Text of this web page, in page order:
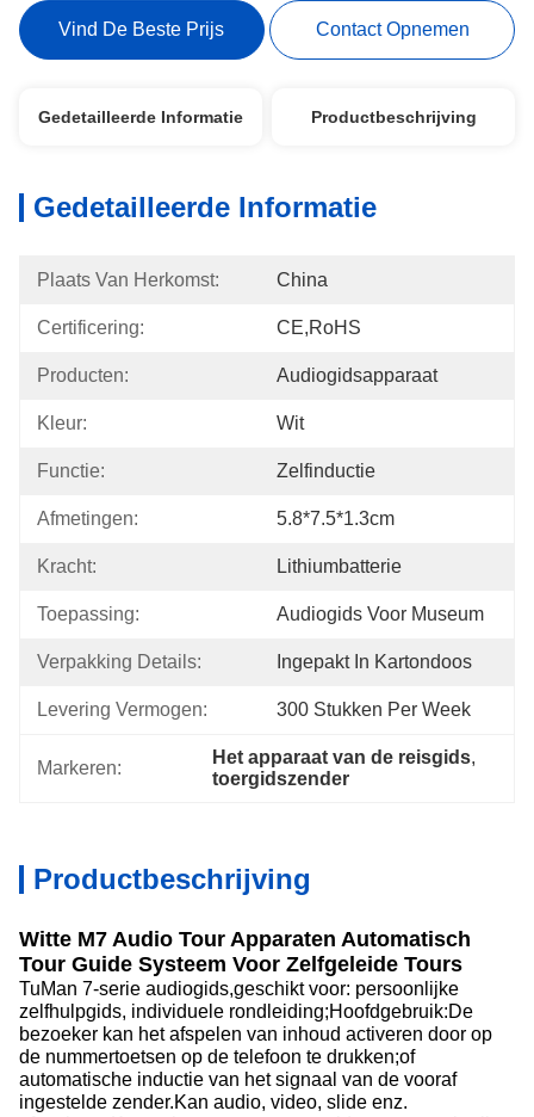
Vind De Beste Prijs Contact Opnemen
Gedetailleerde Informatie Productbeschrijving
Gedetailleerde Informatie
Plaats Van Herkomst: China
Certificering: CE,RoHS
Producten: Audiogidsapparaat
Kleur: Wit
Functie: Zelfinductie
Afmetingen: 5.8*7.5*1.3cm
Kracht: Lithiumbatterie
Toepassing: Audiogids Voor Museum
Verpakking Details: Ingepakt In Kartondoos
Levering Vermogen: 300 Stukken Per Week
Markeren:
Het apparaat van de reisgids,
toergidszender
Productbeschrijving
Witte M7 Audio Tour Apparaten Automatisch
Tour Guide Systeem Voor Zelfgeleide Tours
TuMan 7-serie audiogids,geschikt voor: persoonlijke
zelfhulpgids, individuele rondleiding;Hoofdgebruik:De
bezoeker kan het afspelen van inhoud activeren door op
de nummertoetsen op de telefoon te drukken;of
automatische inductie van het signaal van de vooraf
ingestelde zender.Kan audio, video, slide enz.